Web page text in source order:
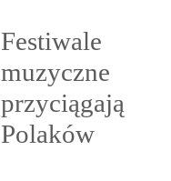
Festiwale
muzyczne
przyciągają
Polaków